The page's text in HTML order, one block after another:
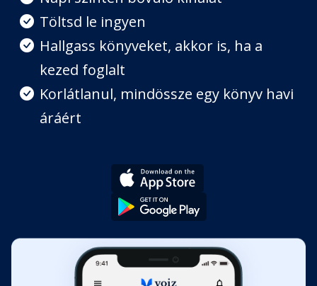
Töltsd le ingyen
Hallgass könyveket, akkor is, ha a
kezed foglalt
Korlátlanul, mindössze egy könyv havi
áráért